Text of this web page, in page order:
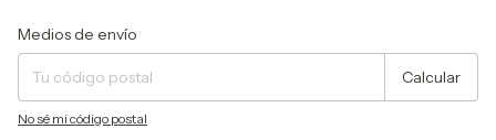
Entregas para el CP:
Medios de envío
Calcular
No sé mi código postal